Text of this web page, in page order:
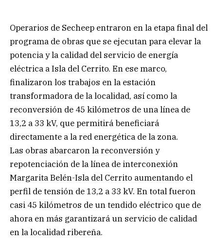
Operarios de Secheep entraron en la etapa final del
programa de obras que se ejecutan para elevar la
potencia y la calidad del servicio de energía
eléctrica a Isla del Cerrito. En ese marco,
finalizaron los trabajos en la estación
transformadora de la localidad, así como la
reconversión de 45 kilómetros de una línea de
13,2 a 33 kV, que permitirá beneficiará
directamente a la red energética de la zona.
Las obras abarcaron la reconversión y
repotenciación de la línea de interconexión
Margarita Belén-Isla del Cerrito aumentando el
perfil de tensión de 13,2 a 33 kV. En total fueron
casi 45 kilómetros de un tendido eléctrico que de
ahora en más garantizará un servicio de calidad
en la localidad ribereña.